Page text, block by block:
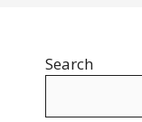
Search